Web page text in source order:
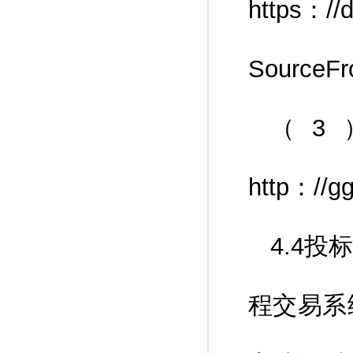
https：//
（
http：//
4.4投
程交易